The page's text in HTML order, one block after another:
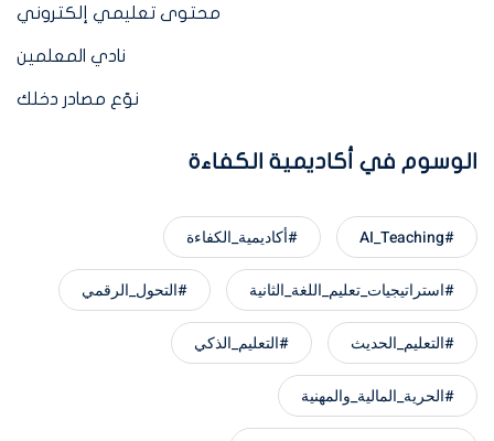
محتوى تعليمي إلكتروني
نادي المعلمين
نوّع مصادر دخلك
الوسوم في أكاديمية الكفاءة
#AI_Teaching #أكاديمية_الكفاءة
#استراتيجيات_تعليم_اللغة_الثانية #التحول_الرقمي
#التعليم_الحديث #التعليم_الذكي
#الحرية_المالية_والمهنية